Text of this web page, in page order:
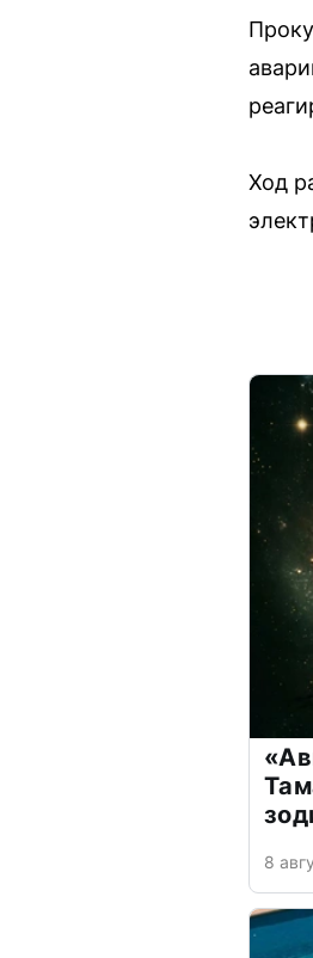
Ход
8